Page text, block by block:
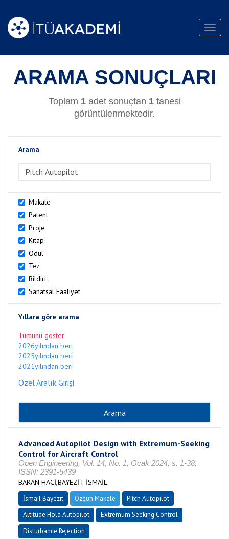
ARAMA SONUÇLARI
Toplam 1adet sonuçtan 1tanesi
görüntülenmektedir.
Arama
Makale
Patent
Proje
Kitap
Ödül
Tez
Bildiri
Sanatsal Faaliyet
Yıllara göre arama
Tümünü göster
2026yılından beri
2025yılından beri
2021yılından beri
Özel Aralık Girişi
Advanced Autopilot Design with Extremum-Seeking
Control for Aircraft Control
Open Engineering, Vol. 14, No. 1, Ocak 2024, s. 1-38,
ISSN: 2391-5439
BARAN HACİ,BAYEZİT İSMAİL
İsmail Bayezit Özgün Makale
Pitch Autopilot
Altitude Hold Autopilot
Extremum Seeking Control
Disturbance Rejection